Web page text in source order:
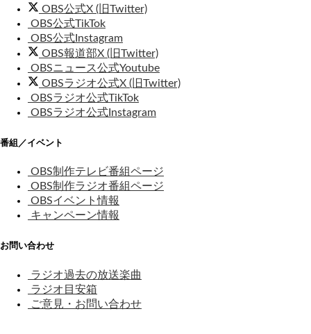
OBS公式X (旧Twitter)
OBS公式TikTok
OBS公式Instagram
OBS報道部X (旧Twitter)
OBSニュース公式Youtube
OBSラジオ公式X (旧Twitter)
OBSラジオ公式TikTok
OBSラジオ公式Instagram
番組／イベント
OBS制作テレビ番組ページ
OBS制作ラジオ番組ページ
OBSイベント情報
キャンペーン情報
お問い合わせ
ラジオ過去の放送楽曲
ラジオ目安箱
ご意見・お問い合わせ